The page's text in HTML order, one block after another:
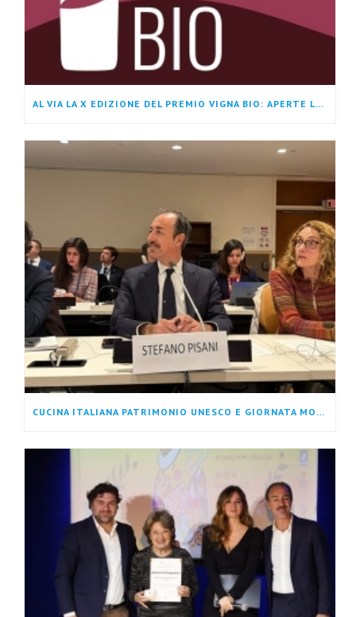
AL VIA LA X EDIZIONE DEL PREMIO VIGNA BIO: APERTE LE ISCRIZIONI ALLA RASSEGNA DEDICATA AI MIGLIORI VINI BIOLOGICI E BIODINAMICI DELLA CAMPANIA
CUCINA ITALIANA PATRIMONIO UNESCO E GIORNATA MONDIALE DELLA DIETA MEDITERRANEA: UN RICONOSCIMENTO CHE GUARDA AL FUTURO